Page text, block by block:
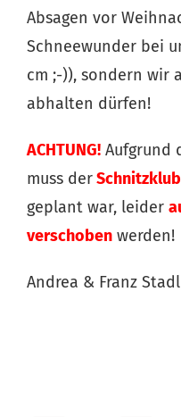
Absagen vor
Schneewunder bei
cm ;-)), sondern wir
abhalten dürfen!
ACHTUNG! Aufgrund
muss derSchnitzklub
geplant war, leider
verschoben werden!
Andrea & Franz